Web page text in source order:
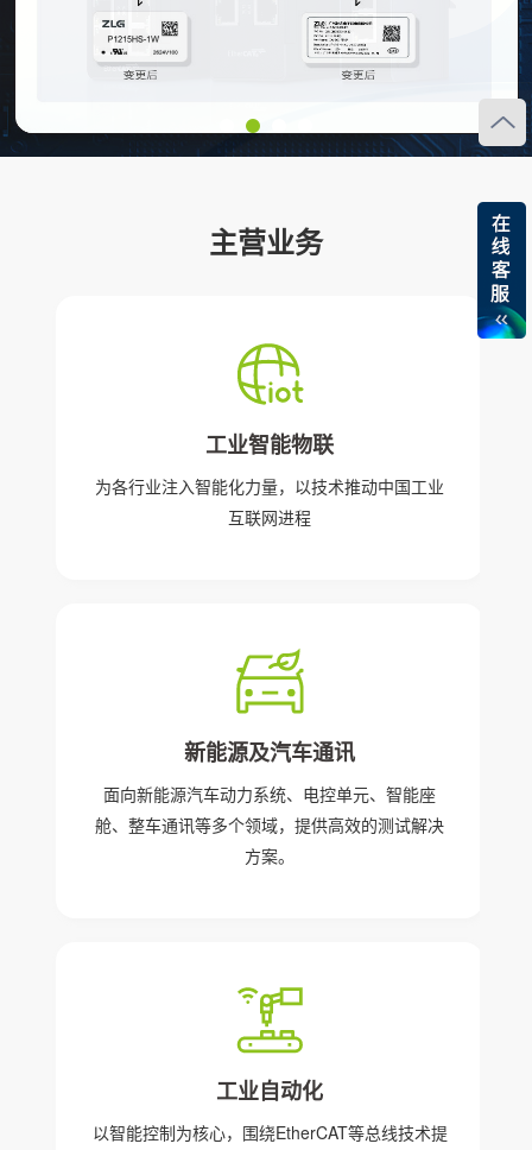
主营业务
工业智能物联
为各行业注入智能化力量，以技术推动中国工业
互联网进程
新能源及汽车通讯
面向新能源汽车动力系统、电控单元、智能座
舱、整车通讯等多个领域，提供高效的测试解决
方案。
工业自动化
以智能控制为核心，围绕EtherCAT等总线技术提